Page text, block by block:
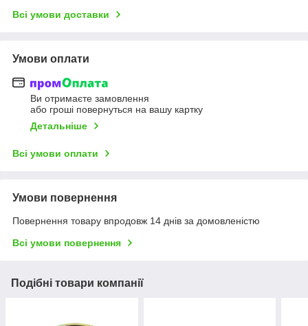
Всі умови доставки
Умови оплати
Ви отримаєте замовлення
або гроші повернуться на вашу картку
Детальніше
Всі умови оплати
Умови повернення
Повернення товару впродовж 14 днів за домовленістю
Всі умови повернення
Подібні товари компанії